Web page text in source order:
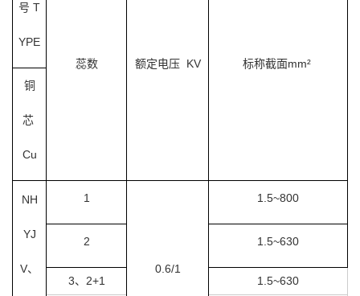
号 T
YPE
蕊数
额定电压 KV 标称截面mm²
铜
芯
Cu
NH
YJ
V、
1
0.6/1
1.5~800
2 1.5~630
3、2+1 1.5~630